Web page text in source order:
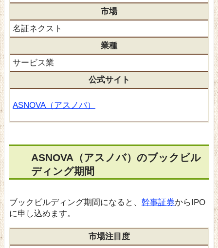
市場
名証ネクスト
業種
サービス業
公式サイト
ASNOVA（アスノバ）
ASNOVA（アスノバ）のブックビル
ディング期間
ブックビルディング期間になると、 幹事証券からIPO
に申し込めます。
市場注目度